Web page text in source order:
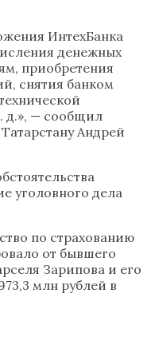
ИнтехБанка
денежных
приобретения
снятия банком
д.», — сообщил
Андрей
уголовного дела
по страхованию
от бывшего
Зарипова и его
млн рублей в